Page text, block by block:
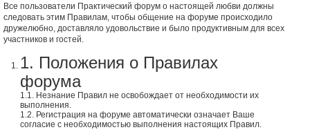
Все пользователи Практический форум о настоящей любви должны
следовать этим Правилам, чтобы общение на форуме происходило
дружелюбно, доставляло удовольствие и было продуктивным для всех
участников и гостей.
1. Положения о Правилах
форума
1.1. Незнание Правил не освобождает от необходимости их
выполнения.
1.2. Регистрация на форуме автоматически означает Ваше
согласие с необходимостью выполнения настоящих Правил.